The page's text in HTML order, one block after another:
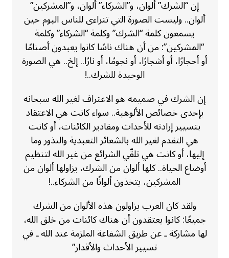
إن “الشرك” ألوان، و”الشركاء” ألوان، و”المشركين”
ألوان.. وليست الصورة التي تتراءى للناس اليوم حين
يسمعون كلمة “الشرك” وكلمة “الشركاء” وكلمة
“المشركين”: من أن هناك ناسًا كانوا يعبدون أصنامًا
أو أحجارًا، أو أشجارًا، أو نجومًا، أو نارًا.. إلخ.. هي الصورة
الوحيدة للشرك..!
إن الشرك في صميمه هو الاعتراف لغير الله سبحانه
بإحدى خصائص الألوهية.. سواء كانت هي الاعتقاد
بتسيير إرادته للأحداث ومقادير الكائنات، أو كانت
هي التقدم لغير الله بالشعائر التعبدية والنذور وما
إليها، أو كانت هي تلقّي الشرائع من غير الله لتنظيم
أوضاع الحياة.. كلها ألوان من الشرك، يزاولها ألوان من
المشركين، يتخذون ألوانًا من الشركاء..!
ولقد كان العرب يزاولون هذه الألوان من الشرك
جميعًا: كانوا يعتقدون أن هناك كائنات من خلق الله،
لها مشاركة ـ عن طريق الشفاعة الملزمة عند الله ـ في
تسيير الأحداث والأقدار”